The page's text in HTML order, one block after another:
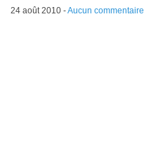
24 août 2010-Aucun commentaire